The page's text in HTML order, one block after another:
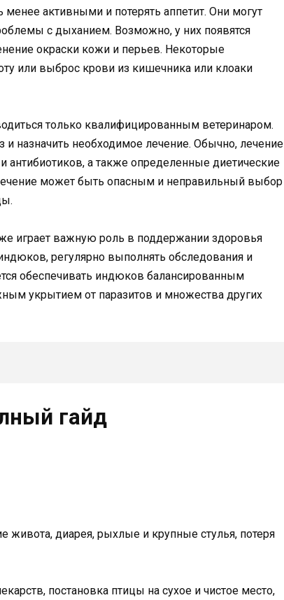
активными и потерять аппетит. Они могут
с дыханием. Возможно, у них появятся
окраски кожи и перьев. Некоторые
или выброс крови из кишечника или клоаки
только квалифицированным ветеринаром.
назначить необходимое лечение. Обычно, лечение
антибиотиков, а также определенные диетические
может быть опасным и неправильный выбор
играет важную роль в поддержании здоровья
регулярно выполнять обследования и
обеспечивать индюков балансированным
укрытием от паразитов и множества других
гайд
живота, диарея, рыхлые и крупные стулья, потеря
постановка птицы на сухое и чистое место,